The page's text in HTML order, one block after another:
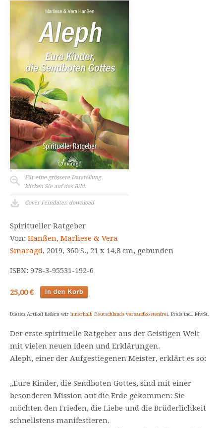
Für eine grössere Darstellung
klicken Sie auf das Bild.
Cover Feindaten download
Spiritueller Ratgeber
Von: Hanßen, Marliese & Vera
Smaragd, 2019, 360 S., 21 x 14,8 cm, gebunden
ISBN: 978-3-95531-192-6
25,00 €
Diesen Artikel liefern wir innerhalb Deutschlands versandkostenfrei. Preis incl. MwSt.
Der erste spirituelle Ratgeber aus der Geistigen Welt
mit vielen neuen Ideen und Erklärungen.
Aleph, einer der Aufgestiegenen Meister, erklärt es so:
„Eure Kinder, die Sendboten Gottes, sind mit einer
besonderen Mission auf die Erde gekommen: Sie
möchten den Frieden, die Liebe und die Brüderlichkeit
schnellstens manifestieren.